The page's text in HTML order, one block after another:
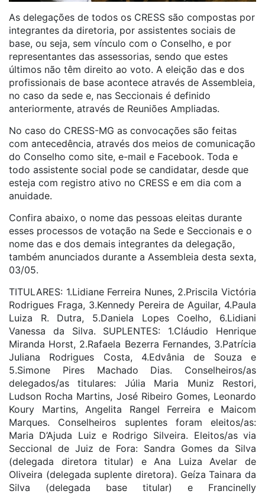
As delegações de todos os CRESS são compostas por
integrantes da diretoria, por assistentes sociais de
base, ou seja, sem vínculo com o Conselho, e por
representantes das assessorias, sendo que estes
últimos não têm direito ao voto. A eleição das e dos
profissionais de base acontece através de Assembleia,
no caso da sede e, nas Seccionais é definido
anteriormente, através de Reuniões Ampliadas.
No caso do CRESS-MG as convocações são feitas
com antecedência, através dos meios de comunicação
do Conselho como site, e-mail e Facebook. Toda e
todo assistente social pode se candidatar, desde que
esteja com registro ativo no CRESS e em dia com a
anuidade.
Confira abaixo, o nome das pessoas eleitas durante
esses processos de votação na Sede e Seccionais e o
nome das e dos demais integrantes da delegação,
também anunciados durante a Assembleia desta sexta,
03/05.
TITULARES: 1.Lidiane Ferreira Nunes, 2.Priscila Victória
Rodrigues Fraga, 3.Kennedy Pereira de Aguilar, 4.Paula
Luiza R. Dutra, 5.Daniela Lopes Coelho, 6.Lidiani
Vanessa da Silva. SUPLENTES: 1.Cláudio Henrique
Miranda Horst, 2.Rafaela Bezerra Fernandes, 3.Patrícia
Juliana Rodrigues Costa, 4.Edvânia de Souza e
5.Simone Pires Machado Dias. Conselheiros/as
delegados/as titulares: Júlia Maria Muniz Restori,
Ludson Rocha Martins, José Ribeiro Gomes, Leonardo
Koury Martins, Angelita Rangel Ferreira e Maicom
Marques. Conselheiros suplentes foram eleitos/as:
Maria D’Ajuda Luiz e Rodrigo Silveira. Eleitos/as via
Seccional de Juiz de Fora: Sandra Gomes da Silva
(delegada diretora titular) e Ana Luiza Avelar de
Oliveira (delegada suplente diretora). Geíza Tainara da
Silva (delegada base titular) e Francinelly